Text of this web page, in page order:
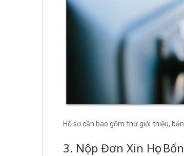
Hồ sơ cần bao gồm thư giới thiệu,
3. Nộp Đơn Xin Học